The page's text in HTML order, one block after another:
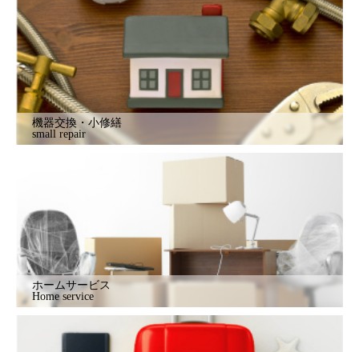
機器交換・小修繕
small repair
ホームサービス
Home service